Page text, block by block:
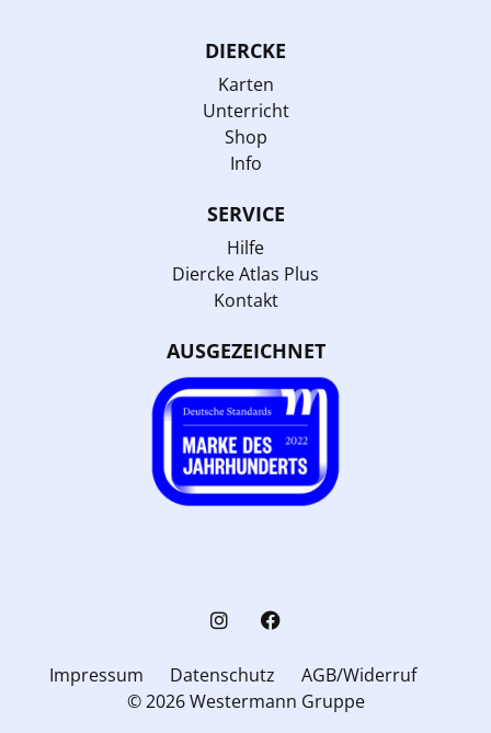
DIERCKE
Karten
Unterricht
Shop
Info
SERVICE
Hilfe
Diercke Atlas Plus
Kontakt
AUSGEZEICHNET
Impressum Datenschutz
AGB/Widerruf
© 2026 Westermann Gruppe